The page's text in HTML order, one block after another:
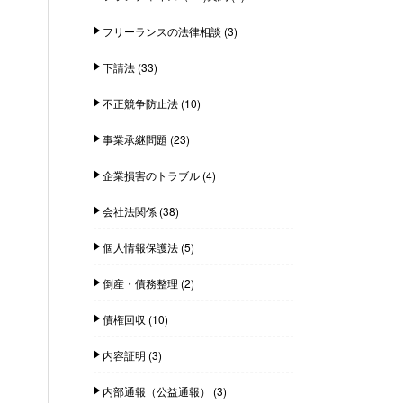
フリーランスの法律相談 (3)
下請法(33)
不正競争防止法(10)
事業承継問題 (23)
企業損害のトラブル(4)
会社法関係(38)
個人情報保護法(5)
倒産・債務整理 (2)
債権回収 (10)
内容証明 (3)
内部通報（公益通報） (3)